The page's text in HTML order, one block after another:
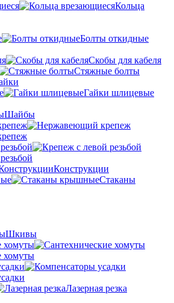
Кольца
Болты откидные
Скобы для кабеля
Стяжные болты
Гайки шлицевые
Шайбы
Конструкции
Стаканы
Шкивы
хомуты
хомуты
Лазерная резка